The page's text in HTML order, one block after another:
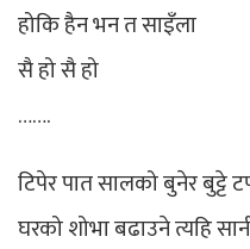
होकि हैन भन त साइँला
सै हो सै हो
…….
टिपेर पात सालको बुनेर बुट्टे
घरको शोभा बढाउने त्यहि